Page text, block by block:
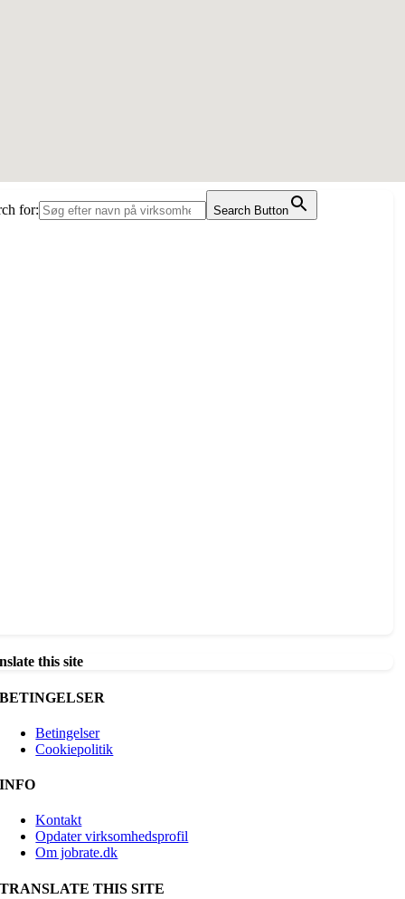
for: Search Button
this site
BETINGELSER
Betingelser
Cookiepolitik
INFO
Kontakt
Opdater virksomhedsprofil
Om jobrate.dk
TRANSLATE THIS SITE